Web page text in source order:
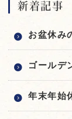
新着記事
お盆休み
ゴールデ
年末年始